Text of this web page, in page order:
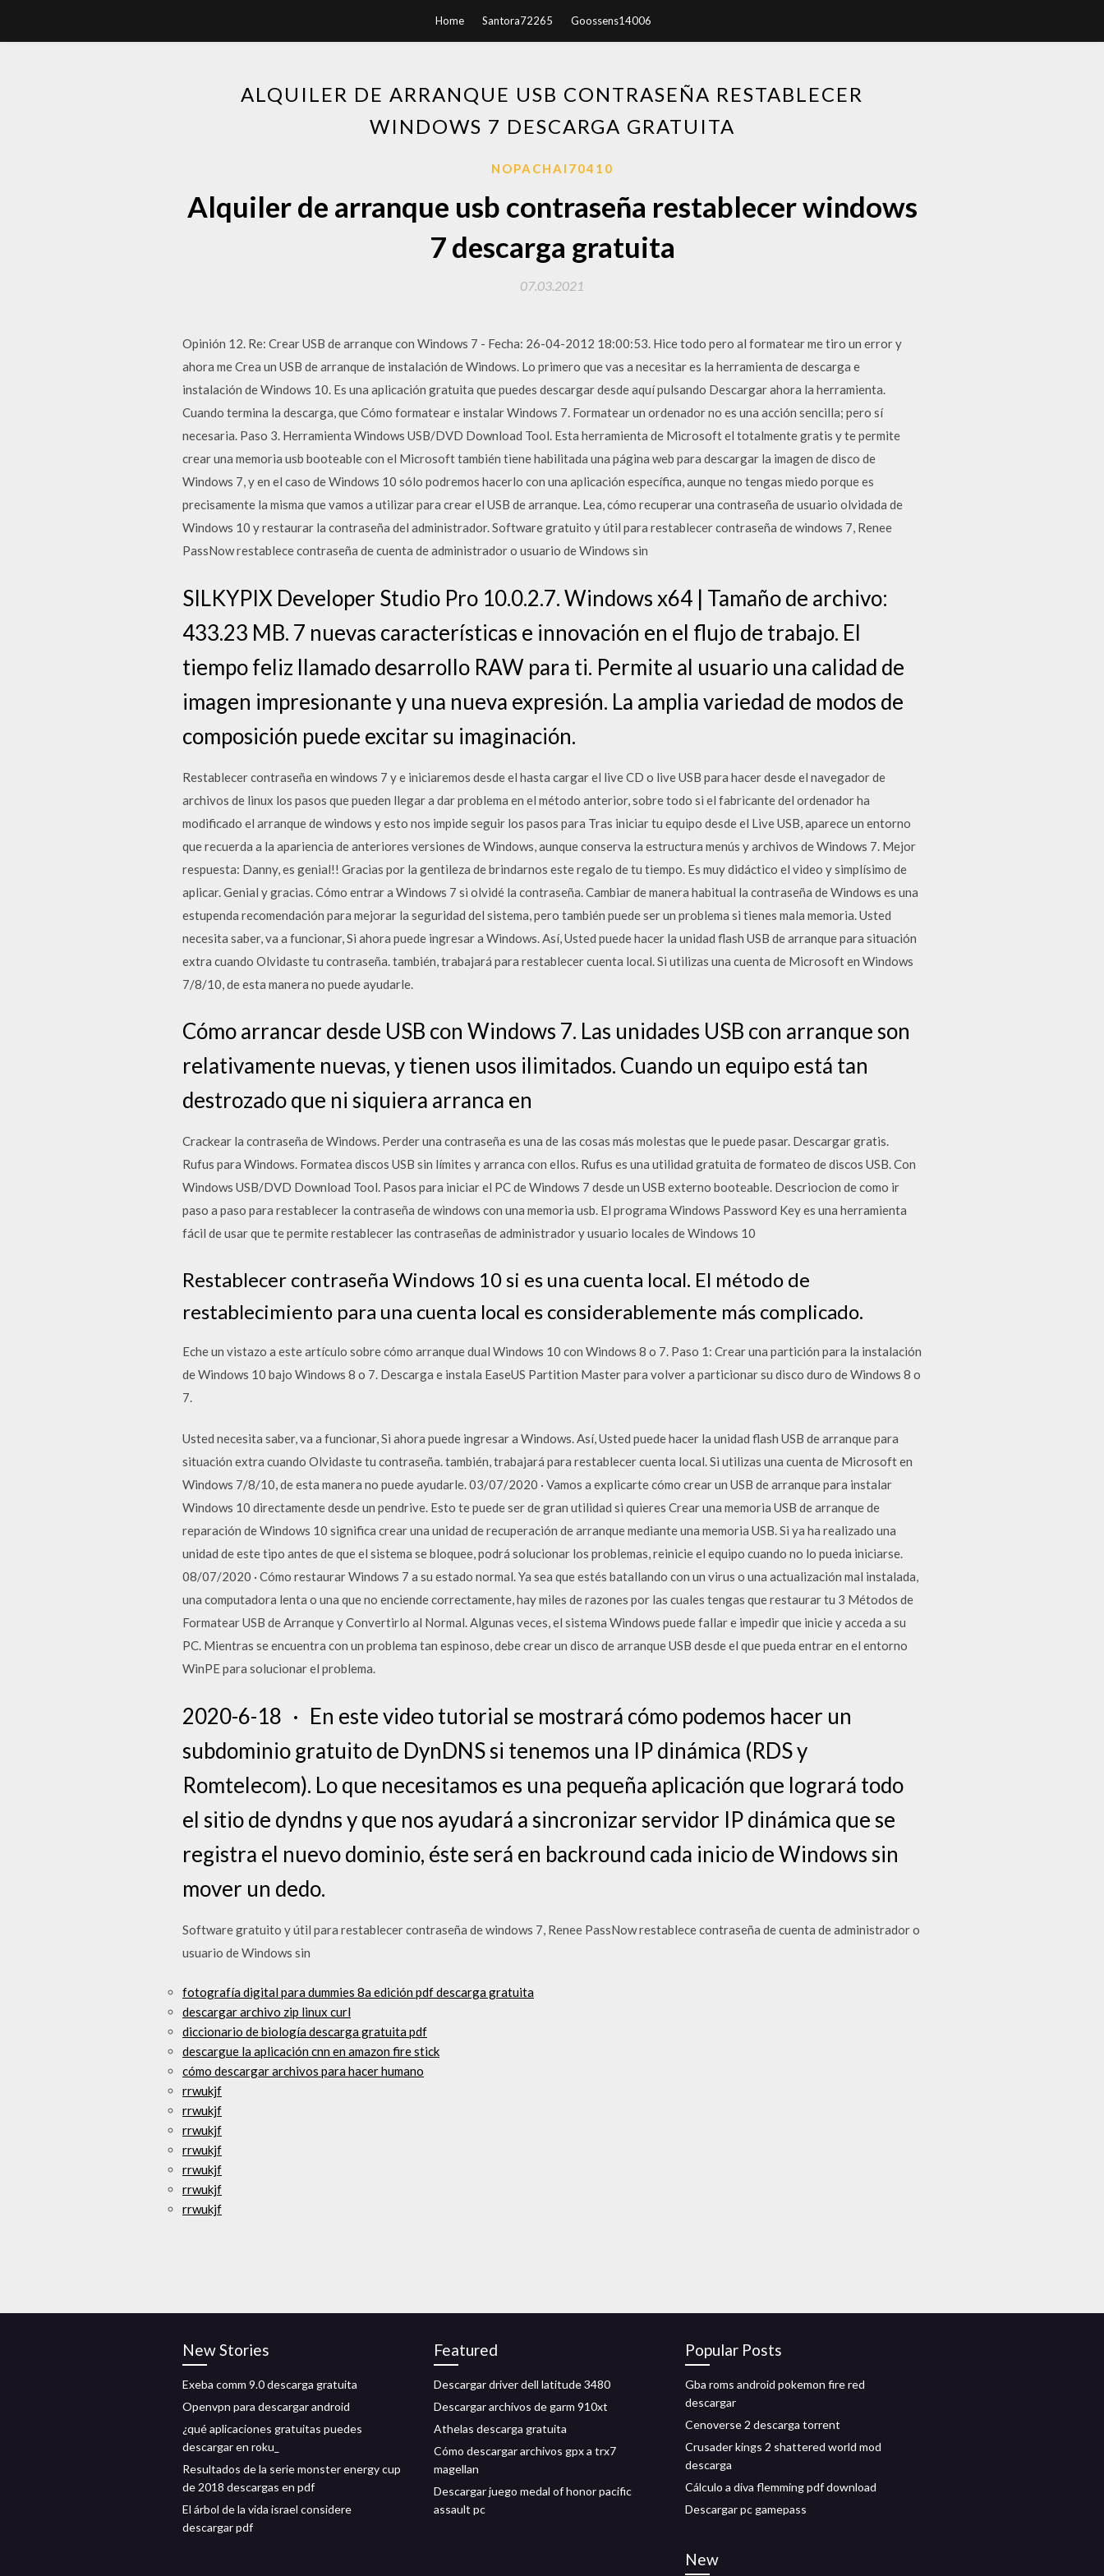
Home Santora72265 Goossens14006
ALQUILER DE ARRANQUE USB CONTRASEÑA RESTABLECER
WINDOWS 7 DESCARGA GRATUITA
NOPACHAI70410
Alquiler de arranque usb contraseña restablecer windows
7 descarga gratuita
07.03.2021
Opinión 12. Re: Crear USB de arranque con Windows 7 - Fecha: 26-04-2012 18:00:53. Hice todo pero al formatear me tiro un error y
ahora me Crea un USB de arranque de instalación de Windows. Lo primero que vas a necesitar es la herramienta de descarga e
instalación de Windows 10. Es una aplicación gratuita que puedes descargar desde aquí pulsando Descargar ahora la herramienta.
Cuando termina la descarga, que Cómo formatear e instalar Windows 7. Formatear un ordenador no es una acción sencilla; pero sí
necesaria. Paso 3. Herramienta Windows USB/DVD Download Tool. Esta herramienta de Microsoft el totalmente gratis y te permite
crear una memoria usb booteable con el Microsoft también tiene habilitada una página web para descargar la imagen de disco de
Windows 7, y en el caso de Windows 10 sólo podremos hacerlo con una aplicación específica, aunque no tengas miedo porque es
precisamente la misma que vamos a utilizar para crear el USB de arranque. Lea, cómo recuperar una contraseña de usuario olvidada de
Windows 10 y restaurar la contraseña del administrador. Software gratuito y útil para restablecer contraseña de windows 7, Renee
PassNow restablece contraseña de cuenta de administrador o usuario de Windows sin
SILKYPIX Developer Studio Pro 10.0.2.7. Windows x64 | Tamaño de archivo:
433.23 MB. 7 nuevas características e innovación en el flujo de trabajo. El
tiempo feliz llamado desarrollo RAW para ti. Permite al usuario una calidad de
imagen impresionante y una nueva expresión. La amplia variedad de modos de
composición puede excitar su imaginación.
Restablecer contraseña en windows 7 y e iniciaremos desde el hasta cargar el live CD o live USB para hacer desde el navegador de
archivos de linux los pasos que pueden llegar a dar problema en el método anterior, sobre todo si el fabricante del ordenador ha
modificado el arranque de windows y esto nos impide seguir los pasos para Tras iniciar tu equipo desde el Live USB, aparece un entorno
que recuerda a la apariencia de anteriores versiones de Windows, aunque conserva la estructura menús y archivos de Windows 7. Mejor
respuesta: Danny, es genial!! Gracias por la gentileza de brindarnos este regalo de tu tiempo. Es muy didáctico el video y simplísimo de
aplicar. Genial y gracias. Cómo entrar a Windows 7 si olvidé la contraseña. Cambiar de manera habitual la contraseña de Windows es una
estupenda recomendación para mejorar la seguridad del sistema, pero también puede ser un problema si tienes mala memoria. Usted
necesita saber, va a funcionar, Si ahora puede ingresar a Windows. Así, Usted puede hacer la unidad flash USB de arranque para situación
extra cuando Olvidaste tu contraseña. también, trabajará para restablecer cuenta local. Si utilizas una cuenta de Microsoft en Windows
7/8/10, de esta manera no puede ayudarle.
Cómo arrancar desde USB con Windows 7. Las unidades USB con arranque son
relativamente nuevas, y tienen usos ilimitados. Cuando un equipo está tan
destrozado que ni siquiera arranca en
Crackear la contraseña de Windows. Perder una contraseña es una de las cosas más molestas que le puede pasar. Descargar gratis.
Rufus para Windows. Formatea discos USB sin límites y arranca con ellos. Rufus es una utilidad gratuita de formateo de discos USB. Con
Windows USB/DVD Download Tool. Pasos para iniciar el PC de Windows 7 desde un USB externo booteable. Descriocion de como ir
paso a paso para restablecer la contraseña de windows con una memoria usb. El programa Windows Password Key es una herramienta
fácil de usar que te permite restablecer las contraseñas de administrador y usuario locales de Windows 10
Restablecer contraseña Windows 10 si es una cuenta local. El método de
restablecimiento para una cuenta local es considerablemente más complicado.
Eche un vistazo a este artículo sobre cómo arranque dual Windows 10 con Windows 8 o 7. Paso 1: Crear una partición para la instalación
de Windows 10 bajo Windows 8 o 7. Descarga e instala EaseUS Partition Master para volver a particionar su disco duro de Windows 8 o
7.
Usted necesita saber, va a funcionar, Si ahora puede ingresar a Windows. Así, Usted puede hacer la unidad flash USB de arranque para
situación extra cuando Olvidaste tu contraseña. también, trabajará para restablecer cuenta local. Si utilizas una cuenta de Microsoft en
Windows 7/8/10, de esta manera no puede ayudarle. 03/07/2020 · Vamos a explicarte cómo crear un USB de arranque para instalar
Windows 10 directamente desde un pendrive. Esto te puede ser de gran utilidad si quieres Crear una memoria USB de arranque de
reparación de Windows 10 significa crear una unidad de recuperación de arranque mediante una memoria USB. Si ya ha realizado una
unidad de este tipo antes de que el sistema se bloquee, podrá solucionar los problemas, reinicie el equipo cuando no lo pueda iniciarse.
08/07/2020 · Cómo restaurar Windows 7 a su estado normal. Ya sea que estés batallando con un virus o una actualización mal instalada,
una computadora lenta o una que no enciende correctamente, hay miles de razones por las cuales tengas que restaurar tu 3 Métodos de
Formatear USB de Arranque y Convertirlo al Normal. Algunas veces, el sistema Windows puede fallar e impedir que inicie y acceda a su
PC. Mientras se encuentra con un problema tan espinoso, debe crear un disco de arranque USB desde el que pueda entrar en el entorno
WinPE para solucionar el problema.
2020-6-18 · En este video tutorial se mostrará cómo podemos hacer un
subdominio gratuito de DynDNS si tenemos una IP dinámica (RDS y
Romtelecom). Lo que necesitamos es una pequeña aplicación que logrará todo
el sitio de dyndns y que nos ayudará a sincronizar servidor IP dinámica que se
registra el nuevo dominio, éste será en backround cada inicio de Windows sin
mover un dedo.
Software gratuito y útil para restablecer contraseña de windows 7, Renee PassNow restablece contraseña de cuenta de administrador o
usuario de Windows sin
fotografía digital para dummies 8a edición pdf descarga gratuita
descargar archivo zip linux curl
diccionario de biología descarga gratuita pdf
descargue la aplicación cnn en amazon fire stick
cómo descargar archivos para hacer humano
rrwukjf
rrwukjf
rrwukjf
rrwukjf
rrwukjf
rrwukjf
rrwukjf
New Stories
Exeba comm 9.0 descarga gratuita
Openvpn para descargar android
¿qué aplicaciones gratuitas puedes
descargar en roku_
Resultados de la serie monster energy cup
de 2018 descargas en pdf
El árbol de la vida israel considere
descargar pdf
Featured
Descargar driver dell latitude 3480
Descargar archivos de garm 910xt
Athelas descarga gratuita
Cómo descargar archivos gpx a trx7
magellan
Descargar juego medal of honor pacific
assault pc
Popular Posts
Gba roms android pokemon fire red
descargar
Cenoverse 2 descarga torrent
Crusader kings 2 shattered world mod
descarga
Cálculo a diva flemming pdf download
Descargar pc gamepass
New